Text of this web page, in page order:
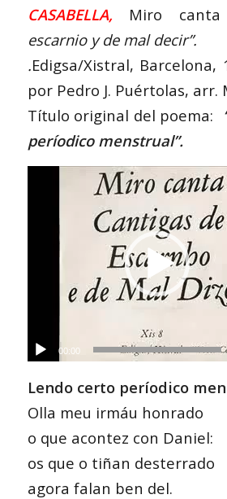
CASABELLA, Miro canta
escarnio y de mal decir”.
.Edigsa/Xistral, Barcelona,
por Pedro J. Puértolas, arr.
Título original del poema:
períodico menstrual”.
00:00
Lendo certo períodico
Olla meu irmáu honrado
o que acontez con Daniel:
os que o tiñan desterrado
agora falan ben del.